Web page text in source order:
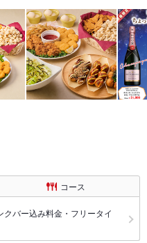
コース
バー込み料金・フリータイ